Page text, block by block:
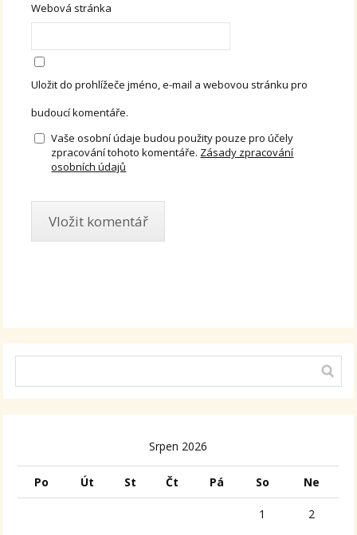
Webová stránka
Uložit do prohlížeče jméno, e-mail a webovou stránku pro
budoucí komentáře.
Vaše osobní údaje budou použity pouze pro účely
zpracování tohoto komentáře. Zásady zpracování
osobních údajů
Srpen 2026
Po Út St Čt Pá So Ne
1 2